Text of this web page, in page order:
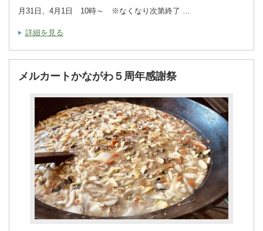
月31日、4月1日 10時～ ※なくなり次第終了 …
詳細を見る
メルカートかながわ５周年感謝祭